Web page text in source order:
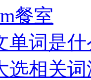
餐室
单词是
选相关词